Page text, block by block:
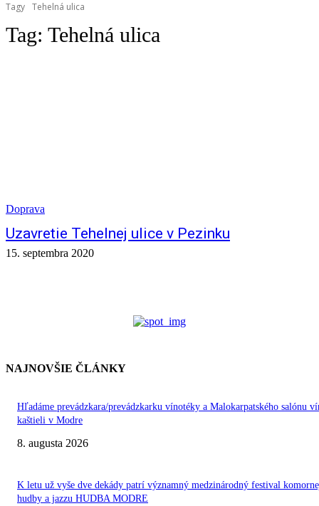
Tagy Tehelná ulica
Tag: Tehelná ulica
Doprava
Uzavretie Tehelnej ulice v Pezinku
15. septembra 2020
NAJNOVŠIE ČLÁNKY
Hľadáme prevádzkara/prevádzkarku vínotéky a Malokarpatského salónu
kaštieli v Modre
8. augusta 2026
K letu už vyše dve dekády patrí významný medzinárodný festival
hudby a jazzu HUDBA MODRE